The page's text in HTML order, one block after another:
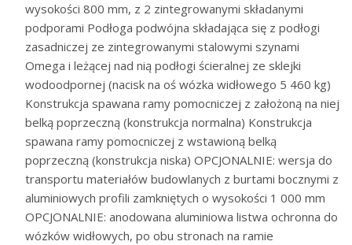
wysokości 800 mm, z 2 zintegrowanymi składanymi
podporami Podłoga podwójna składająca się z podłogi
zasadniczej ze zintegrowanymi stalowymi szynami
Omega i leżącej nad nią podłogi ścieralnej ze sklejki
wodoodpornej (nacisk na oś wózka widłowego 5 460 kg)
Konstrukcja spawana ramy pomocniczej z założoną na niej
belką poprzeczną (konstrukcja normalna) Konstrukcja
spawana ramy pomocniczej z wstawioną belką
poprzeczną (konstrukcja niska) OPCJONALNIE: wersja do
transportu materiałów budowlanych z burtami bocznymi z
aluminiowych profili zamkniętych o wysokości 1 000 mm
OPCJONALNIE: anodowana aluminiowa listwa ochronna do
wózków widłowych, po obu stronach na ramie